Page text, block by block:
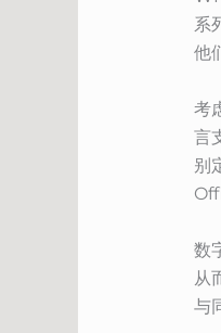
系
他
考
言
别
数
从
与